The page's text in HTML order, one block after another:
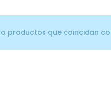
productos que coincidan